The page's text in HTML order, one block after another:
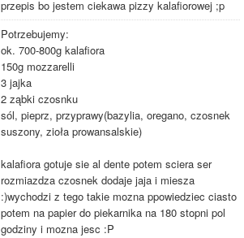
przepis bo jestem ciekawa pizzy kalafiorowej ;p
Potrzebujemy:
ok. 700-800g kalafiora
150g mozzarelli
3 jajka
2 ząbki czosnku
sól, pieprz, przyprawy(bazylia, oregano, czosnek
suszony, zioła prowansalskie)
kalafiora gotuje sie al dente potem sciera ser
rozmiazdza czosnek dodaje jaja i miesza
:)wychodzi z tego takie mozna ppowiedziec ciasto
potem na papier do piekarnika na 180 stopni pol
godziny i mozna jesc :P